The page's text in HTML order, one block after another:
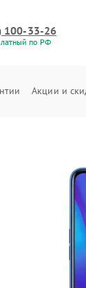
100-33-26
по РФ
Акции и